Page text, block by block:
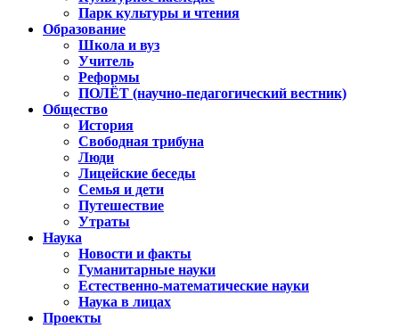
Парк культуры и чтения
Образование
Школа и вуз
Учитель
Реформы
ПОЛЁТ (научно-педагогический вестник)
Общество
История
Свободная трибуна
Люди
Лицейские беседы
Семья и дети
Путешествие
Утраты
Наука
Новости и факты
Гуманитарные науки
Естественно-математические науки
Наука в лицах
Проекты